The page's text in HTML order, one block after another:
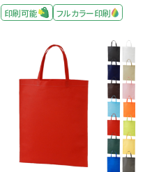
印刷可能
フルカラー印刷